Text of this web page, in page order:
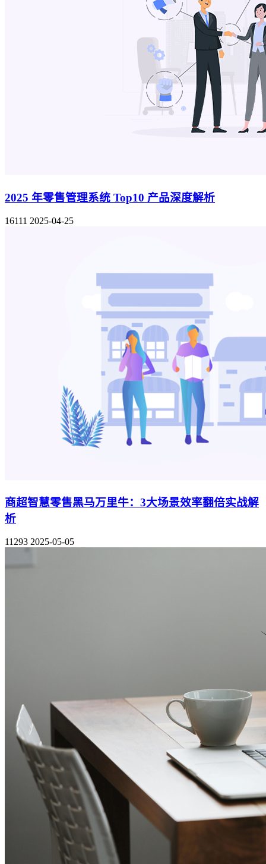
2025 年零售管理系统 Top10 产品深度解析
16111 2025-04-25
商超智慧零售黑马万里牛：3大场景效率翻倍实战解
析
11293 2025-05-05